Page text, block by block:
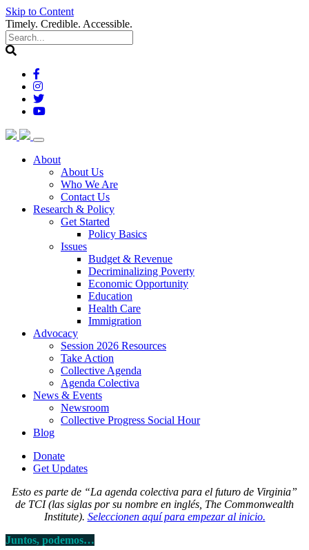
Skip to Content
Timely. Credible. Accessible.
About(current)
About Us
Who We Are
Contact Us
Research & Policy(current)
Get Started
Policy Basics
Issues
Budget & Revenue
Decriminalizing Poverty
Economic Opportunity
Education
Health Care
Immigration
Advocacy(current)
Session 2026 Resources
Take Action
Collective Agenda
Agenda Colectiva
News & Events(current)
Newsroom
Collective Progress Social Hour
Blog
Donate
Get Updates
Esto es parte de “La agenda colectiva para el futuro de Virginia”
de TCI (las siglas por su nombre en inglés, The Commonwealth
Institute). Seleccionen aquí para empezar al inicio.
Juntos, podemos…